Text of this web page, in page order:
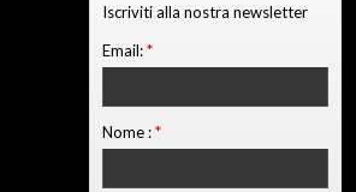
Iscriviti alla nostra newsletter
Email:*
Nome :*